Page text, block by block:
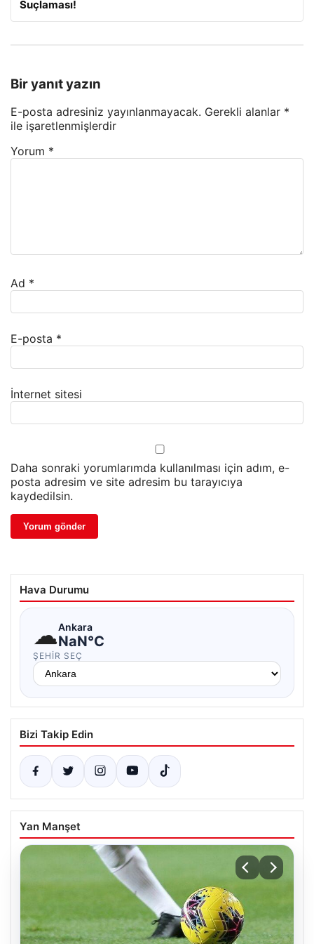
Suçlaması!
Bir yanıt yazın
E-posta adresiniz yayınlanmayacak. Gerekli alanlar *
ile işaretlenmişlerdir
Yorum *
Ad *
E-posta *
İnternet sitesi
Daha sonraki yorumlarımda kullanılması için adım, e-
posta adresim ve site adresim bu tarayıcıya
kaydedilsin.
Hava Durumu
☁Ankara
NaN°C
ŞEHIR SEÇ
Bizi Takip Edin
Yan Manşet